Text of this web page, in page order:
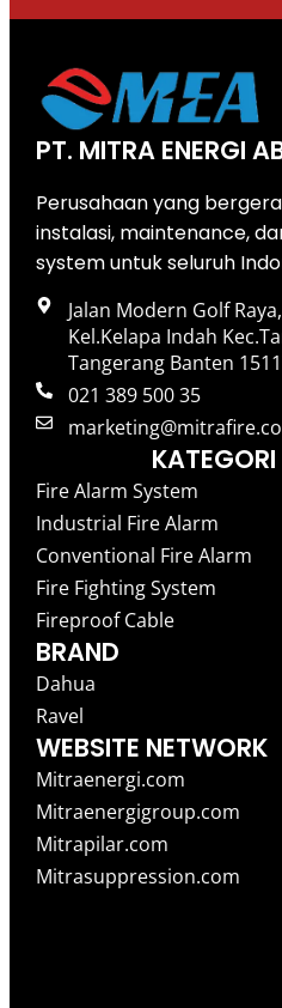
PT. MITRA ENERGI
Perusahaan yang
instalasi, maintenance,
system untuk seluruh
Jalan Modern Golf
Kel.Kelapa Indah
Tangerang Banten
021 389 500 35
Fire Alarm System
Industrial Fire Alarm
Conventional Fire Alarm
Fire Fighting System
Fireproof Cable
BRAND
Dahua
Ravel
WEBSITE NETWORK
Mitraenergi.com
Mitraenergigroup.com
Mitrapilar.com
Mitrasuppression.com